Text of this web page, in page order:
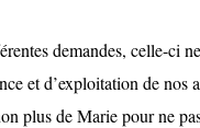
demandes, celle-ci
et d’exploitation de nos
plus de Marie pour ne